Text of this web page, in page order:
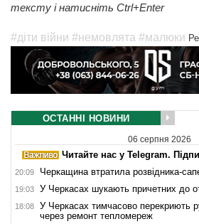
тексту і натисніть Ctrl+Enter
#діти війни #немовлята #малюки
ОСТАННІ НОВИНИ
06 серпня 2026
Читайте нас у Telegram.
20:09 Черкащина втратила розвідника-
19:03 У Черкасах шукають причетних до
18:08
У Черкасах тимчасово перекриють
через ремонт тепломереж